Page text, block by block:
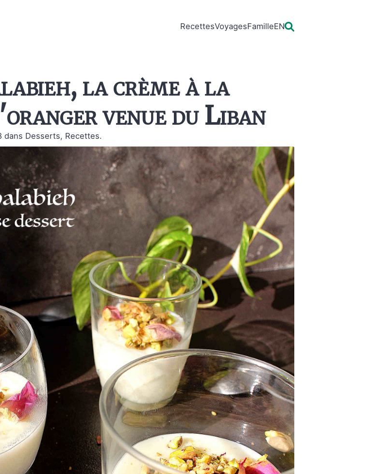
RecettesVoyagesFamilleEN
la crème à la
venue du Liban
dans Desserts, Recettes.